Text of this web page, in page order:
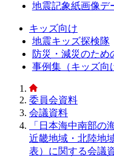
地震記象紙画像デ
キッズ向け
地震キッズ探検隊
防災・減災のため
事例集（キッズ向
委員会資料
会議資料
「日本海中南部
近畿地域・北陸地
表）に関する会議